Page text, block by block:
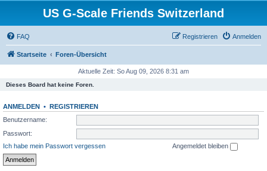
US G-Scale Friends Switzerland
FAQ Anmelden
Registrieren
Startseite Foren-Übersicht
Aktuelle Zeit: So Aug 09, 2026 8:31 am
Dieses Board hat keine Foren.
ANMELDEN • REGISTRIEREN
Benutzername:
Passwort:
Ich habe mein Passwort vergessen
Angemeldet bleiben